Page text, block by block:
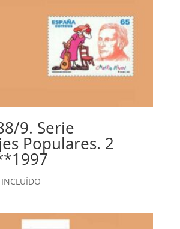
9. Serie
Populares. 2